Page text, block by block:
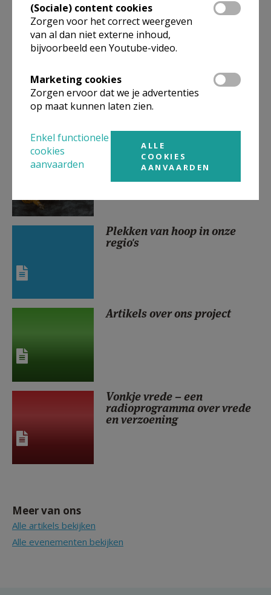
Jom Kipoer, de grote
verzoendag [podcast]
Plekken van hoop in onze
regio's
Artikels over ons project
Vonkje vrede – een
radioprogramma over vrede
en verzoening
Meer van ons
Alle artikels bekijken
Alle evenementen bekijken
(Sociale) content cookies
Zorgen voor het correct weergeven
van al dan niet externe inhoud,
bijvoorbeeld een Youtube-video.
Marketing cookies
Zorgen ervoor dat we je advertenties
op maat kunnen laten zien.
Enkel functionele
cookies
aanvaarden
ALLE
COOKIES
AANVAARDEN